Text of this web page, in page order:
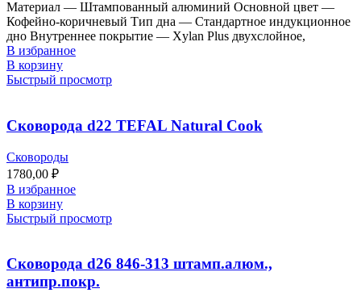
Материал — Штампованный алюминий Основной цвет —
Кофейно-коричневый Тип дна — Стандартное индукционное
дно Внутреннее покрытие — Xylan Plus двухслойное,
В избранное
В корзину
Быстрый просмотр
Сковорода d22 TEFAL Natural Cook
Сковороды
1780,00 ₽
В избранное
В корзину
Быстрый просмотр
Сковорода d26 846-313 штамп.алюм.,
антипр.покр.